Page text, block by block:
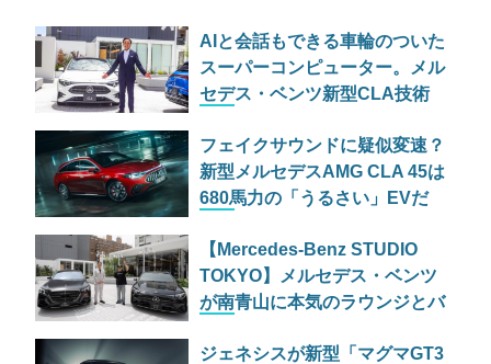
AIと会話もできる車輪のついた
スーパーコンピューター。メル
セデス・ベンツ新型CLA技術
「MB.OS」と妥協なき安全哲
学
フェイクサウンドに疑似変速？
新型メルセデスAMG CLA 45は
680馬力の「うるさい」EVだ
【Mercedes-Benz STUDIO
TOKYO】メルセデス・ベンツ
が南青山に本気のラウンジとバ
ジェネシスが新型「マグマGT3